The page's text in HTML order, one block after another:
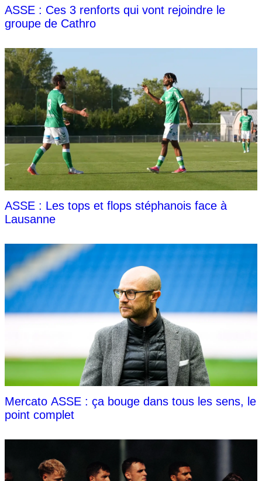
ASSE : Ces 3 renforts qui vont rejoindre le
groupe de Cathro
ASSE : Les tops et flops stéphanois face à
Lausanne
Mercato ASSE : ça bouge dans tous les sens, le
point complet